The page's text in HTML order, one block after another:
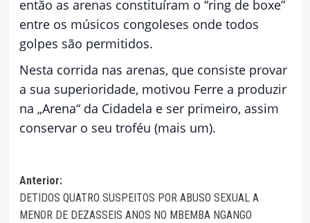
então as arenas constituíram o “ring de boxe”
entre os músicos congoleses onde todos
golpes são permitidos.
Nesta corrida nas arenas, que consiste provar
a sua superioridade, motivou Ferre a produzir
na „Arena“ da Cidadela e ser primeiro, assim
conservar o seu troféu (mais um).
Navegação
de
Anterior:
DETIDOS QUATRO SUSPEITOS POR ABUSO SEXUAL A
MENOR DE DEZASSEIS ANOS NO MBEMBA NGANGO